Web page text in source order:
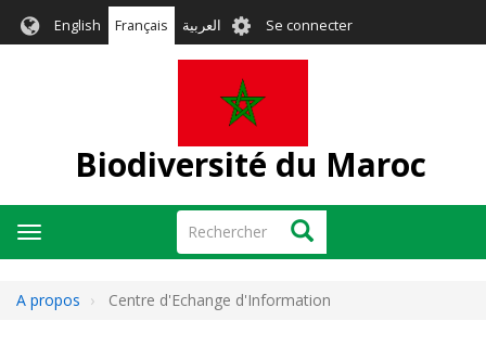
English Français العربية User
account
menu
Se connecter
Biodiversité du Maroc
Rechercher Rechercher
Toggle
navigation
A propos Centre d'Echange d'Information